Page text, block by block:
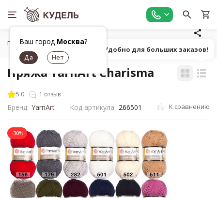
Ваш город Москва?
Главная Все для вязания
Пряжа YarnArt Charisma
5.0 1 отзыв
Бренд: YarnArt Код артикула: 266501 К сравнению
-30%
Попробуй! Удобно для больших заказов!